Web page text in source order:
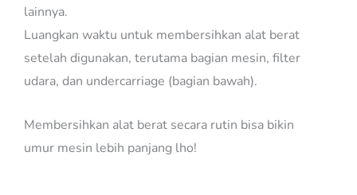
lainnya.
Luangkan waktu untuk membersihkan alat berat
setelah digunakan, terutama bagian mesin, filter
udara, dan undercarriage (bagian bawah).
Membersihkan alat berat secara rutin bisa bikin
umur mesin lebih panjang lho!